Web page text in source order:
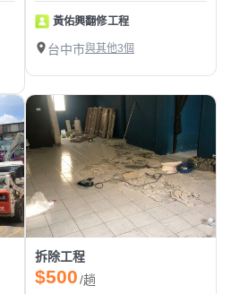
黃佑興翻修工程
台中市與其他3個
拆除工程
$500/趟